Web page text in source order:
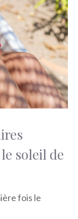
soleil de
fois le